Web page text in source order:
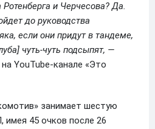
и Черчесова? Да.
до руководства
если они придут в тандеме,
чуть-чуть подсыпят, —
YouTube-канале «Это
занимает шестую
45 очков после 26